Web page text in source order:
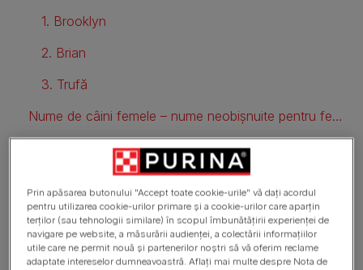
1. Brooklyn
2. Brian
3. Trufă
Nume de câini femele – nume neobișnuite pentru femele sau cățelușe
6. Vesper
Prin apăsarea butonului "Accept toate cookie-urile" vă dați acordul
pentru utilizarea cookie-urilor primare și a cookie-urilor care aparțin
terților (sau tehnologii similare) în scopul îmbunătățirii experienței de
navigare pe website, a măsurării audienței, a colectării informațiilor
utile care ne permit nouă și partenerilor noștri să vă oferim reclame
adaptate intereselor dumneavoastră. Aflați mai multe despre Nota de